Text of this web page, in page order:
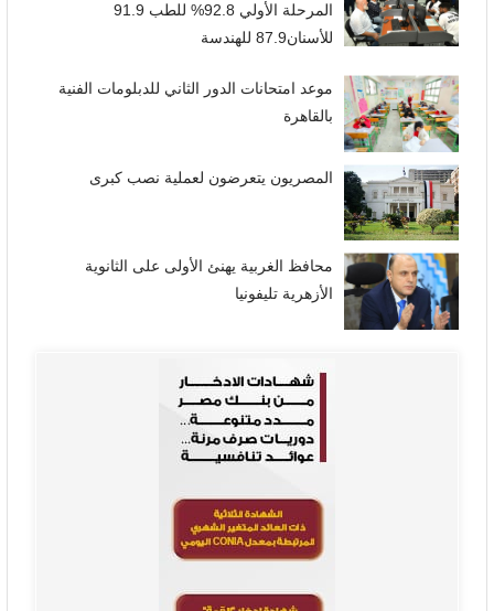
المرحلة الأولي 92.8% للطب 91.9
للأسنان87.9 للهندسة
موعد امتحانات الدور الثاني للدبلومات الفنية
بالقاهرة
المصريون يتعرضون لعملية نصب كبرى
محافظ الغربية يهنئ الأولى على الثانوية
الأزهرية تليفونيا